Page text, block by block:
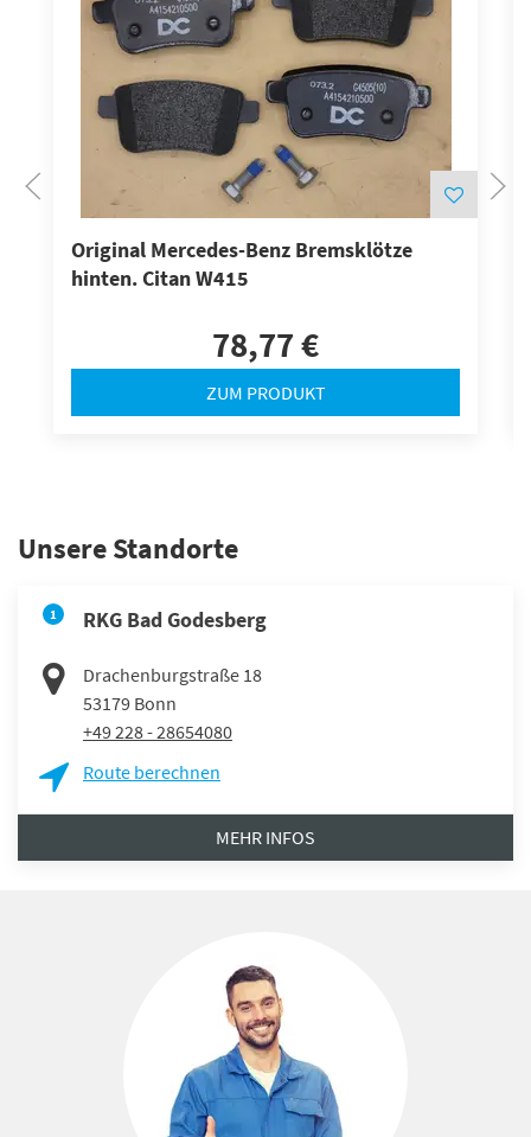
Original Mercedes-Benz Bremsklötze
hinten. Citan W415
78,77 €
ZUM PRODUKT
Unsere Standorte
1 RKG Bad Godesberg
Drachenburgstraße 18
53179 Bonn
+49 228 - 28654080
Route berechnen
MEHR INFOS